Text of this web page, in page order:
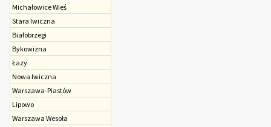
Michałowice Wieś
Stara Iwiczna
Białobrzegi
Bykowizna
Łazy
Nowa Iwiczna
Warszawa-Piastów
Lipowo
Warszawa Wesoła